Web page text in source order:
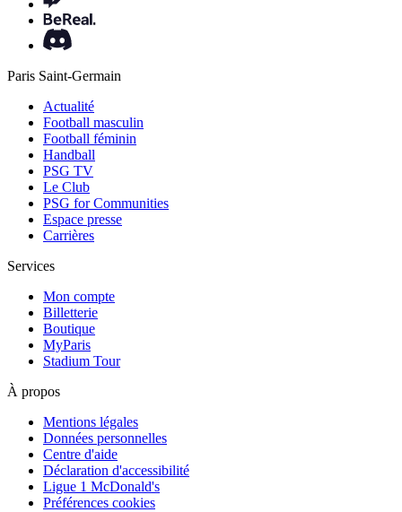
Paris Saint-Germain
Actualité
Football masculin
Football féminin
Handball
PSG TV
Le Club
PSG for Communities
Espace presse
Carrières
Services
Mon compte
Billetterie
Boutique
MyParis
Stadium Tour
À propos
Mentions légales
Données personnelles
Centre d'aide
Déclaration d'accessibilité
Ligue 1 McDonald's
Préférences cookies